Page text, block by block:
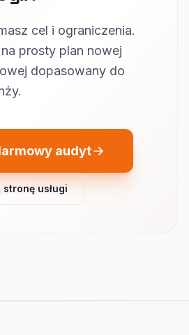
cel i ograniczenia.
na prosty plan nowej
dopasowany do
audyt
stronę usługi